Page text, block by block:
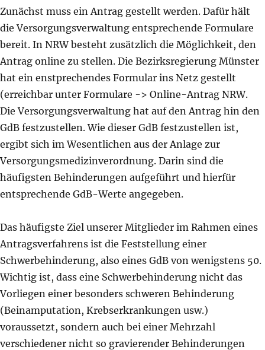
Zunächst muss ein Antrag gestellt werden. Dafür hält
die Versorgungsverwaltung entsprechende Formulare
bereit. In NRW besteht zusätzlich die Möglichkeit, den
Antrag online zu stellen. Die Bezirksregierung Münster
hat ein enstprechendes Formular ins Netz gestellt
(erreichbar unter Formulare -> Online-Antrag NRW.
Die Versorgungsverwaltung hat auf den Antrag hin den
GdB festzustellen. Wie dieser GdB festzustellen ist,
ergibt sich im Wesentlichen aus der Anlage zur
Versorgungsmedizinverordnung. Darin sind die
häufigsten Behinderungen aufgeführt und hierfür
entsprechende GdB-Werte angegeben.
Das häufigste Ziel unserer Mitglieder im Rahmen eines
Antragsverfahrens ist die Feststellung einer
Schwerbehinderung, also eines GdB von wenigstens 50.
Wichtig ist, dass eine Schwerbehinderung nicht das
Vorliegen einer besonders schweren Behinderung
(Beinamputation, Krebserkrankungen usw.)
voraussetzt, sondern auch bei einer Mehrzahl
verschiedener nicht so gravierender Behinderungen